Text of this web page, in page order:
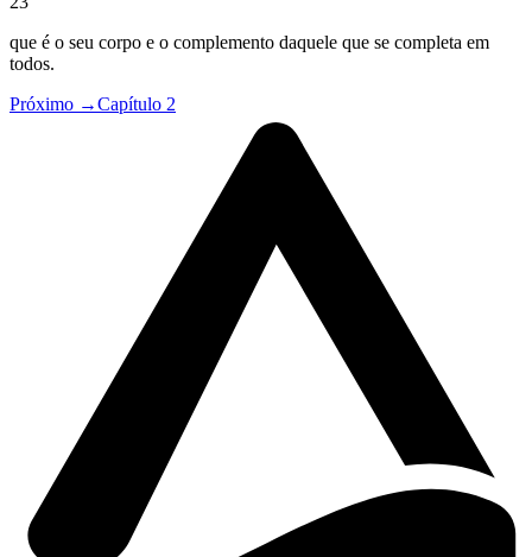
que é o seu corpo e o complemento daquele que se completa em
todos.
Próximo →Capítulo 2